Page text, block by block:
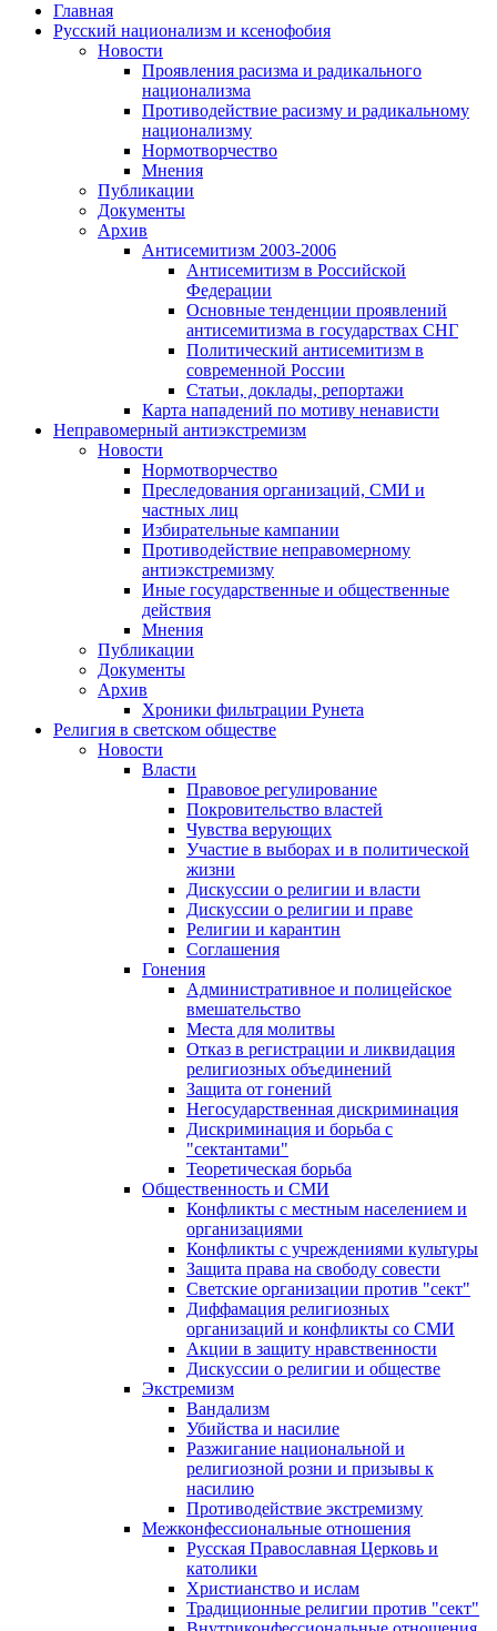
Главная
Русский национализм и ксенофобия
Новости
Проявления расизма и радикального
национализма
Противодействие расизму и радикальному
национализму
Нормотворчество
Мнения
Публикации
Документы
Архив
Антисемитизм 2003-2006
Антисемитизм в Российской
Федерации
Основные тенденции проявлений
антисемитизма в государствах СНГ
Политический антисемитизм в
современной России
Статьи, доклады, репортажи
Карта нападений по мотиву ненависти
Неправомерный антиэкстремизм
Новости
Нормотворчество
Преследования организаций, СМИ и
частных лиц
Избирательные кампании
Противодействие неправомерному
антиэкстремизму
Иные государственные и общественные
действия
Мнения
Публикации
Документы
Архив
Хроники фильтрации Рунета
Религия в светском обществе
Новости
Власти
Правовое регулирование
Покровительство властей
Чувства верующих
Участие в выборах и в политической
жизни
Дискуссии о религии и власти
Дискуссии о религии и праве
Религии и карантин
Соглашения
Гонения
Административное и полицейское
вмешательство
Места для молитвы
Отказ в регистрации и ликвидация
религиозных объединений
Защита от гонений
Негосударственная дискриминация
Дискриминация и борьба с
"сектантами"
Теоретическая борьба
Общественность и СМИ
Конфликты с местным населением и
организациями
Конфликты с учреждениями культуры
Защита права на свободу совести
Светские организации против "сект"
Диффамация религиозных
организаций и конфликты со СМИ
Акции в защиту нравственности
Дискуссии о религии и обществе
Экстремизм
Вандализм
Убийства и насилие
Разжигание национальной и
религиозной розни и призывы к
насилию
Противодействие экстремизму
Межконфессиональные отношения
Русская Православная Церковь и
католики
Христианство и ислам
Традиционные религии против "сект"